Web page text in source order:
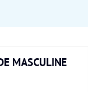
MASCULINE